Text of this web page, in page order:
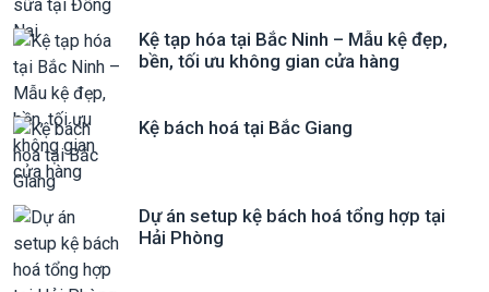
Kệ tạp hóa tại Bắc Ninh – Mẫu kệ đẹp,
bền, tối ưu không gian cửa hàng
Kệ bách hoá tại Bắc Giang
Dự án setup kệ bách hoá tổng hợp tại
Hải Phòng